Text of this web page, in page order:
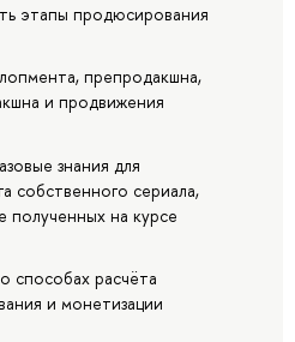
этапы продюсирования
препродакшна,
и продвижения
знания для
собственного сериала,
полученных на курсе
способах расчёта
и монетизации